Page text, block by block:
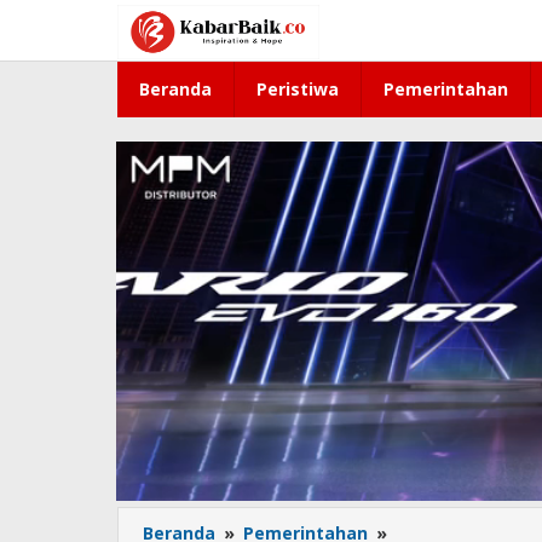
konten
Beranda Peristiwa Pemerintahan
Beranda » Pemerintahan »